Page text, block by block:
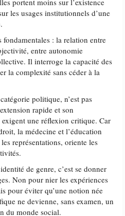
portent moins sur l’existence
les usages institutionnels d’une
fondamentales : la relation entre
entre autonomie
Il interroge la capacité des
la complexité sans céder à la
politique, n’est pas
rapide et son
une réflexion critique. Car
la médecine et l’éducation
représentations, oriente les
de genre, c’est se donner
Non pour nier les expériences
pour éviter qu’une notion née
ne devienne, sans examen, un
du monde social.